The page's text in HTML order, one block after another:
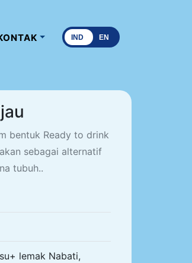
IND EN
bentuk Ready to drink
sebagai alternatif
tubuh..
lemak Nabati,